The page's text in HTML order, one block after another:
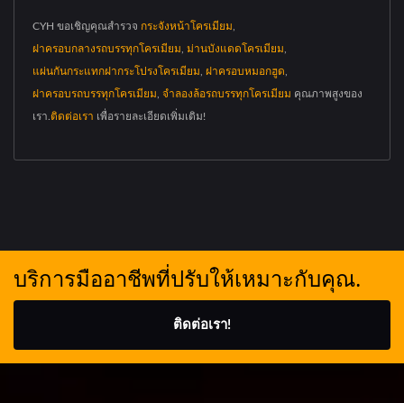
CYH ขอเชิญคุณสำรวจ กระจังหน้าโครเมียม
ฝาครอบกลางรถบรรทุกโครเมียม ม่านบังแดดโครเมียม
แผ่นกันกระแทกฝากระโปรงโครเมียม ฝาครอบหมอกฮูด
ฝาครอบรถบรรทุกโครเมียม จำลองล้อรถบรรทุกโครเมียม คุณภาพสูงของ
เรา. ติดต่อเรา เพื่อรายละเอียดเพิ่มเติม!
บริการมืออาชีพที่ปรับให้เหมาะกับคุณ.
ติดต่อเรา!